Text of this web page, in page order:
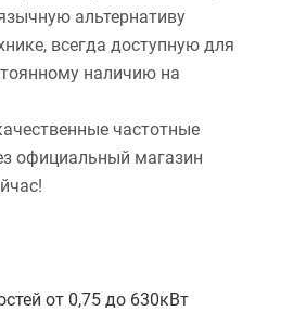
альтернативу
всегда доступную для
наличию на
частотные
официальный магазин
от 0,75 до 630кВт